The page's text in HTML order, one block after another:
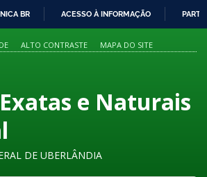
PARA
O
BR ACESSO À INFORMAÇÃO
ALTO CONTRASTE MAPA DO SITE
e Naturais
DE UBERLÂNDIA